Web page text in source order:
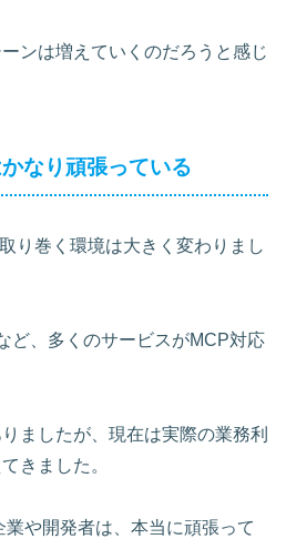
ンは増えていくのだろうと感じ
なり頑張っている
り巻く環境は大きく変わりまし
ど、多くのサービスがMCP対応
ましたが、現在は実際の業務利
きました。
や開発者は、本当に頑張って